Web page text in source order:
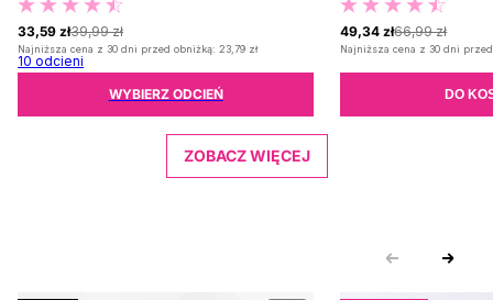
39,99 zł
33,59 zł
Najniższa cena z 30 dni przed obniżką: 23,79 zł
10 odcieni
WYBIERZ ODCIEŃ
66,99 zł
49,34 zł
Najniższa cena z 30 dni
DO
ZOBACZ WIĘCEJ